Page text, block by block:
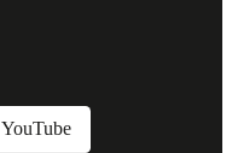
YouTube